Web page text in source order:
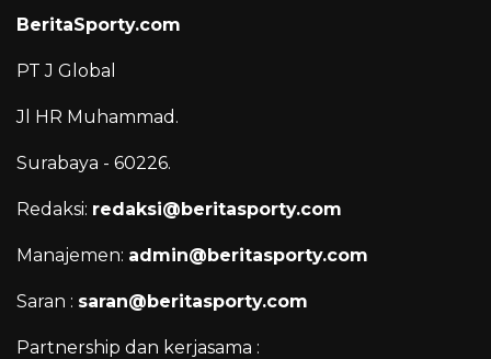
BeritaSporty.com
PT J Global
Jl HR Muhammad.
Surabaya - 60226.
Redaksi: redaksi@beritasporty.com
Manajemen: admin@beritasporty.com
Saran : saran@beritasporty.com
Partnership dan kerjasama :